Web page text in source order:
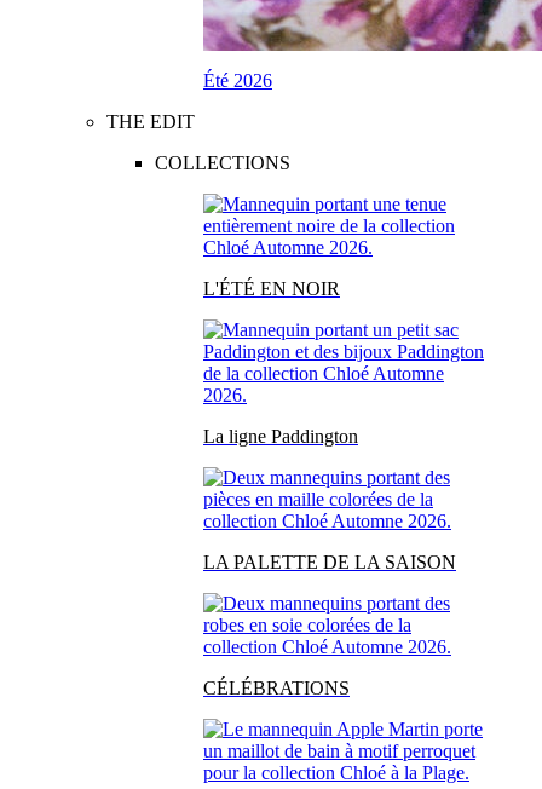
Été 2026
THE EDIT
COLLECTIONS
L'ÉTÉ EN NOIR
La ligne Paddington
LA PALETTE DE LA SAISON
CÉLÉBRATIONS